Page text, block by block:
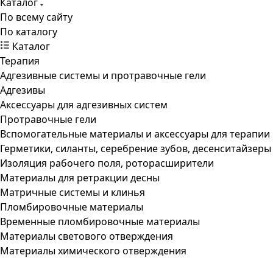
По всему сайту
По каталогу
Каталог
Терапия
Адгезивные системы и протравочные гели
Адгезивы
Аксессуары для адгезивных систем
Протравочные гели
Вспомогательные материалы и аксессуары для терапии
Герметики, силанты, серебрение зубов, десенситайзеры
Изоляция рабочего поля, роторасширители
Материалы для ретракции десны
Матричные системы и клинья
Пломбировочные материалы
Временные пломбировочные материалы
Материалы светового отверждения
Материалы химического отверждения